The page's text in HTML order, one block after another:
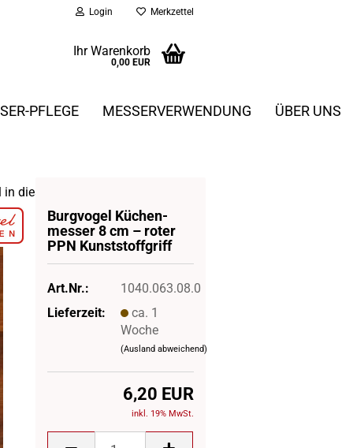
Login Merkzettel
Ihr Warenkorb
0,00 EUR
PFLEGE MESSERVERWENDUNG ÜBER UNS
dieser Kategorie
Burg­vo­gel Kü­chen­
mes­ser 8 cm – roter
PPN Kunst­stoff­griff
Art.Nr.:
1040.063.08.0
Lieferzeit:
ca. 1
Woche
(Ausland abweichend)
6,20 EUR
inkl. 19% MwSt.